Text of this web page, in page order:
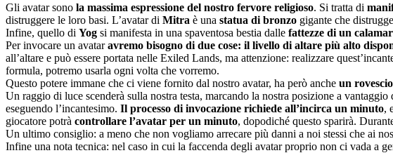
Gli avatar sono la massima espressione del nostro fervore religioso. Si tratta di
distruggere le loro basi. L’avatar di Mitra è una statua di bronzo gigante che
Infine, quello di Yog si manifesta in una spaventosa bestia dalle fattezze di un
Per invocare un avataravremo bisogno di due cose: il livello di altare più alto
all’altare e può essere portata nelle Exiled Lands, ma attenzione: realizzare
formula, potremo usarla ogni volta che vorremo.
Questo potere immane che ci viene fornito dal nostro avatar, ha però anche un
Un raggio di luce scenderà sulla nostra testa, marcando la nostra posizione a
eseguendo l’incantesimo. Il processo di invocazione richiede all’incirca un minuto,
giocatore potrà controllare l’avatar per un minuto, dopodiché questo sparirà.
Un ultimo consiglio: a meno che non vogliamo arrecare più danni a noi stessi che ai
Infine una nota tecnica: nel caso in cui la faccenda degli avatar proprio non ci vada a